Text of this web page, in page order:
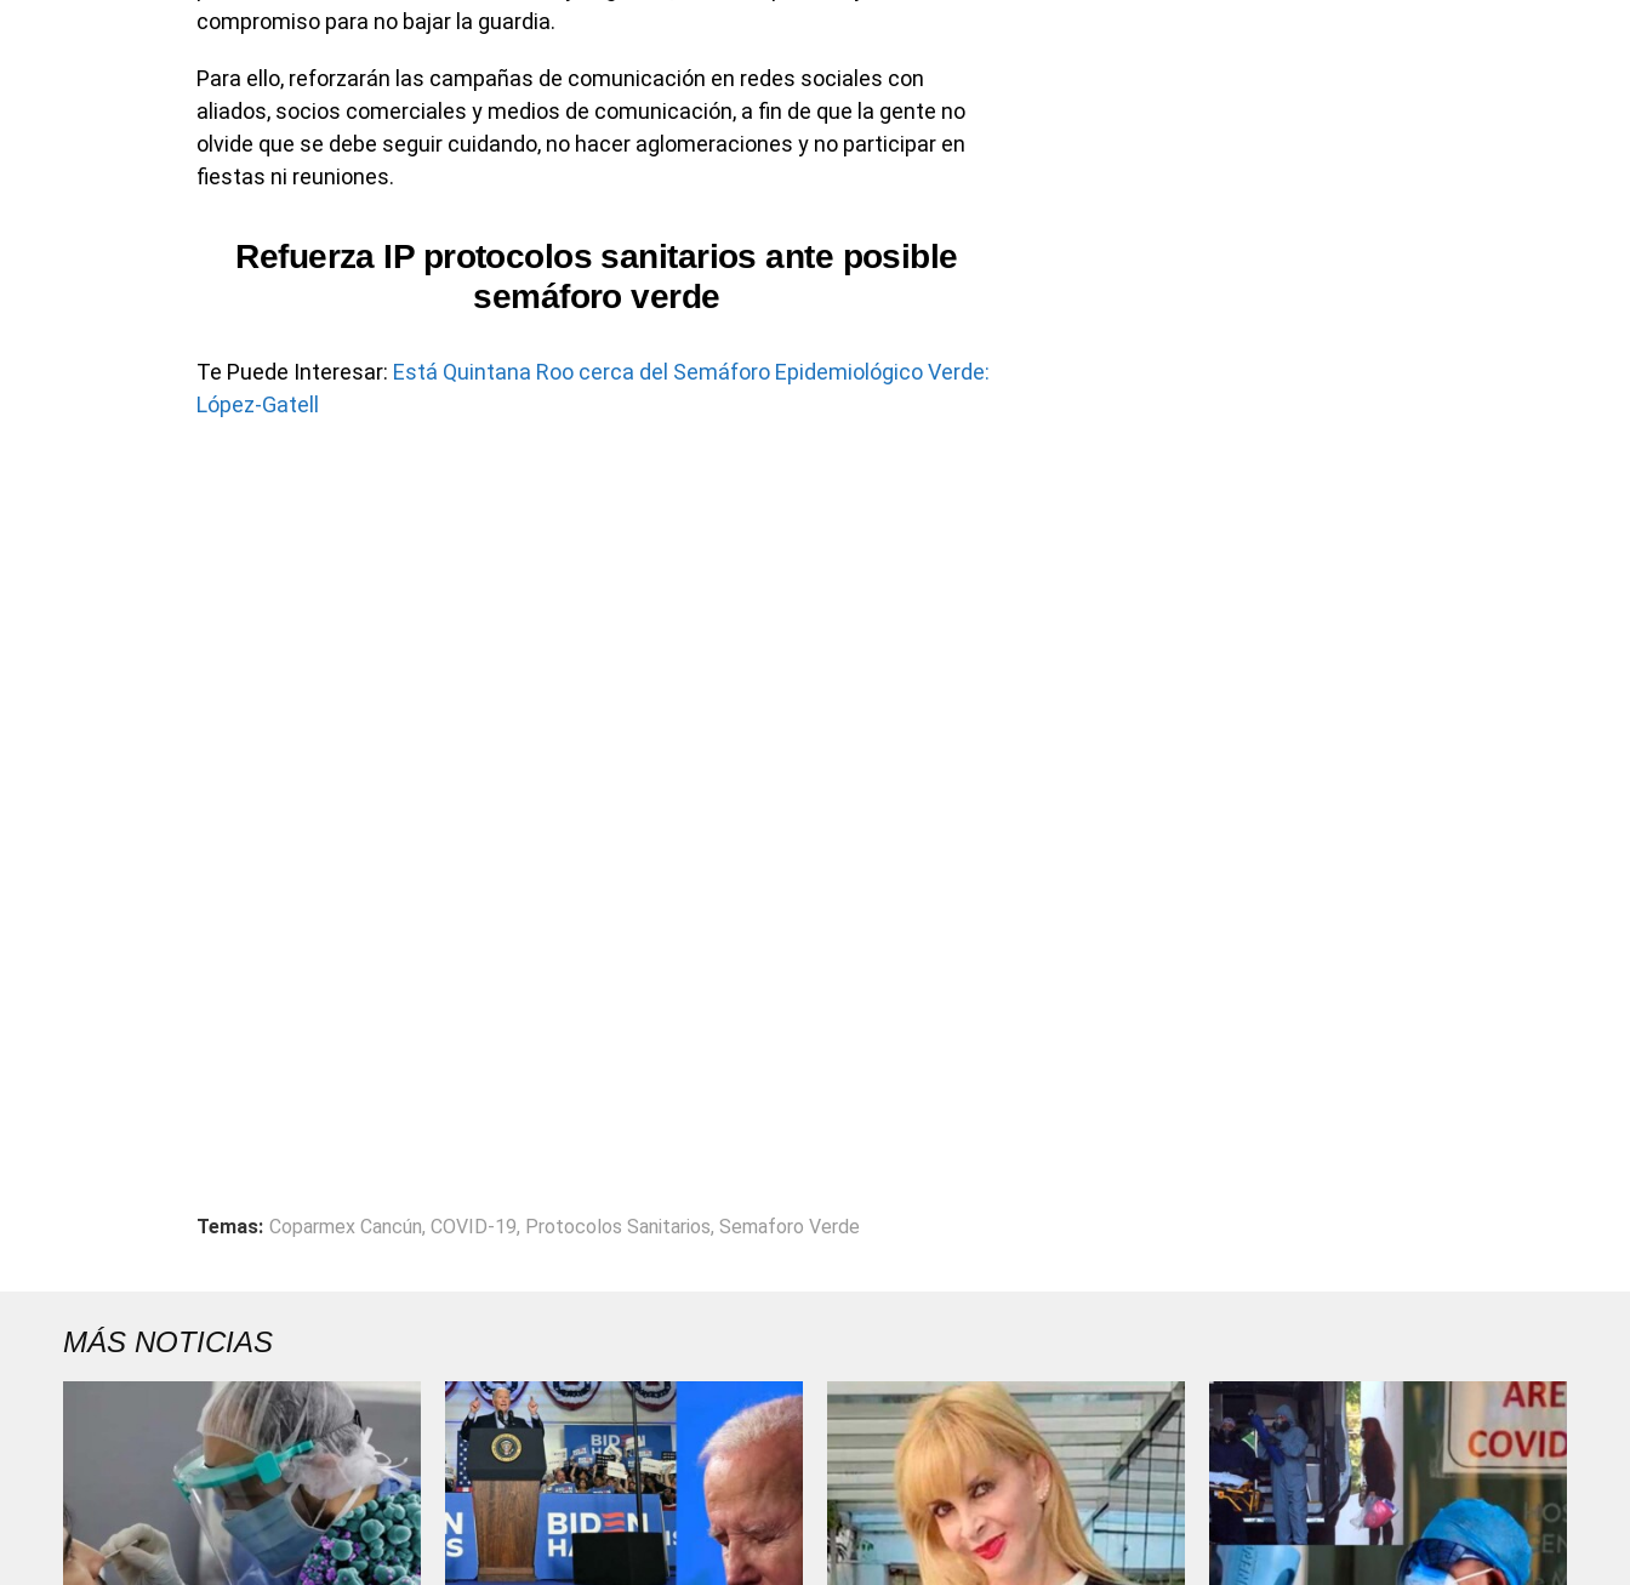
compromiso para no bajar la guardia.
Para ello, reforzarán las campañas de comunicación en redes sociales con
aliados, socios comerciales y medios de comunicación, a fin de que la gente no
olvide que se debe seguir cuidando, no hacer aglomeraciones y no participar en
fiestas ni reuniones.
Refuerza IP protocolos sanitarios ante posible
semáforo verde
Te Puede Interesar: Está Quintana Roo cerca del Semáforo Epidemiológico Verde:
López-Gatell
Temas: Coparmex Cancún, COVID-19, Protocolos Sanitarios, Semaforo Verde
MÁS NOTICIAS